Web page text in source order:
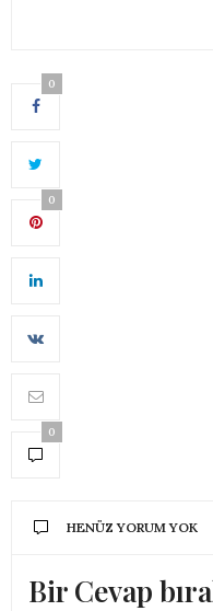
0
0
0
HENÜZ YORUM YOK
Bir Cevap